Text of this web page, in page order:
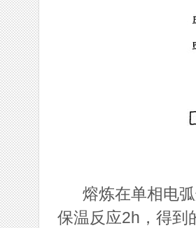
熔炼在单相电弧
保温反应2h，得到